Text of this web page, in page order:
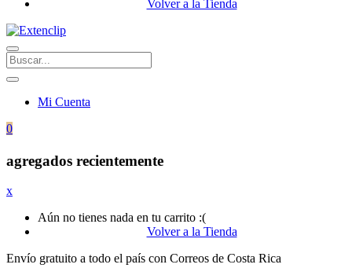
Volver a la Tienda
Mi Cuenta
0
agregados recientemente
x
Aún no tienes nada en tu carrito :(
Volver a la Tienda
Envío gratuito a todo el país con Correos de Costa Rica